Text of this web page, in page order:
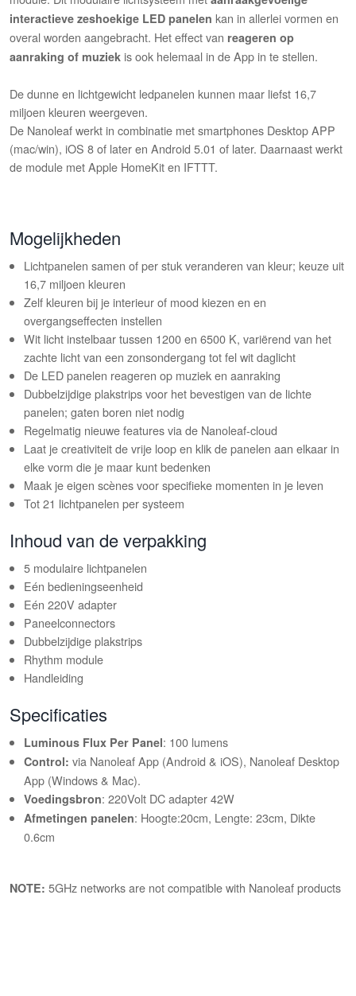
interactieve zeshoekige LED panelen kan in allerlei vormen en
overal worden aangebracht. Het effect van reageren op
aanraking of muziek is ook helemaal in de App in te stellen.
De dunne en lichtgewicht ledpanelen kunnen maar liefst 16,7
miljoen kleuren weergeven.
De Nanoleaf werkt in combinatie met smartphones Desktop APP
(mac/win), iOS 8 of later en Android 5.01 of later. Daarnaast werkt
de module met Apple HomeKit en IFTTT.
Mogelijkheden
Lichtpanelen samen of per stuk veranderen van kleur; keuze uit
16,7 miljoen kleuren
Zelf kleuren bij je interieur of mood kiezen en en
overgangseffecten instellen
Wit licht instelbaar tussen 1200 en 6500 K, variërend van het
zachte licht van een zonsondergang tot fel wit daglicht
De LED panelen reageren op muziek en aanraking
Dubbelzijdige plakstrips voor het bevestigen van de lichte
panelen; gaten boren niet nodig
Regelmatig nieuwe features via de Nanoleaf-cloud
Laat je creativiteit de vrije loop en klik de panelen aan elkaar in
elke vorm die je maar kunt bedenken
Maak je eigen scènes voor specifieke momenten in je leven
Tot 21 lichtpanelen per systeem
Inhoud van de verpakking
5 modulaire lichtpanelen
Eén bedieningseenheid
Eén 220V adapter
Paneelconnectors
Dubbelzijdige plakstrips
Rhythm module
Handleiding
Specificaties
Luminous Flux Per Panel: 100 lumens
Control: via Nanoleaf App (Android & iOS), Nanoleaf Desktop
App (Windows & Mac).
Voedingsbron: 220Volt DC adapter 42W
Afmetingen panelen: Hoogte:20cm, Lengte: 23cm, Dikte
0.6cm
NOTE: 5GHz networks are not compatible with Nanoleaf products